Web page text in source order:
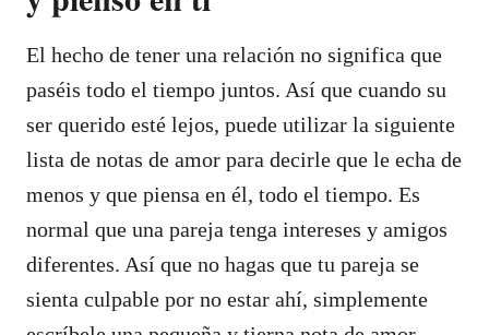
El hecho de tener una relación no significa que
paséis todo el tiempo juntos. Así que cuando su
ser querido esté lejos, puede utilizar la siguiente
lista de notas de amor para decirle que le echa de
menos y que piensa en él, todo el tiempo. Es
normal que una pareja tenga intereses y amigos
diferentes. Así que no hagas que tu pareja se
sienta culpable por no estar ahí, simplemente